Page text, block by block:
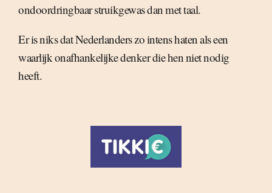
ondoordringbaar struikgewas dan met taal.
Er is niks dat Nederlanders zo intens haten als een
waarlijk onafhankelijke denker die hen niet nodig
heeft.